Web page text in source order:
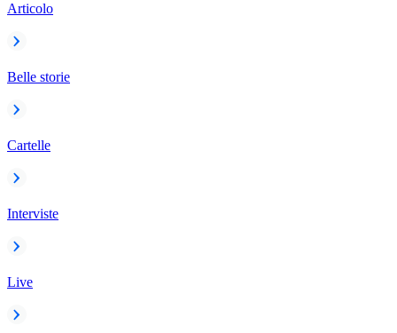
Articolo
Belle storie
Cartelle
Interviste
Live